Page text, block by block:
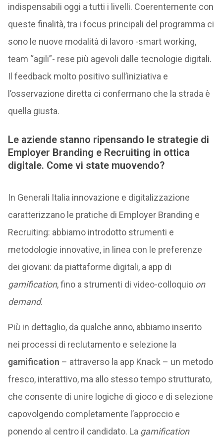
indispensabili oggi a tutti i livelli. Coerentemente con
queste finalità, tra i focus principali del programma ci
sono le nuove modalità di lavoro -smart working,
team “agili”- rese più agevoli dalle tecnologie digitali.
Il feedback molto positivo sull’iniziativa e
l’osservazione diretta ci confermano che la strada è
quella giusta.
Le aziende stanno ripensando le strategie di
Employer Branding e Recruiting in ottica
digitale. Come vi state muovendo?
In Generali Italia innovazione e digitalizzazione
caratterizzano le pratiche di Employer Branding e
Recruiting: abbiamo introdotto strumenti e
metodologie innovative, in linea con le preferenze
dei giovani: da piattaforme digitali, a app di
gamification, fino a strumenti di video-colloquio on
demand.
Più in dettaglio, da qualche anno, abbiamo inserito
nei processi di reclutamento e selezione la
gamification – attraverso la app Knack – un metodo
fresco, interattivo, ma allo stesso tempo strutturato,
che consente di unire logiche di gioco e di selezione
capovolgendo completamente l’approccio e
ponendo al centro il candidato. La gamification